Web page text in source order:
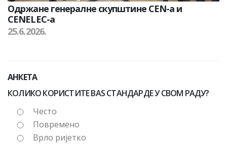
Одржане генералне скупштине CEN-а и
CENELEC-а
25.6.2026.
АНКЕТА
КОЛИКО КОРИСТИТЕ BAS СТАНДАРДЕ У СВОМ РАДУ?
Често
Повремено
Врло ријетко